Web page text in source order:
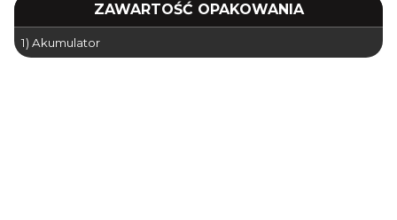
ZAWARTOŚĆ OPAKOWANIA
1) Akumulator